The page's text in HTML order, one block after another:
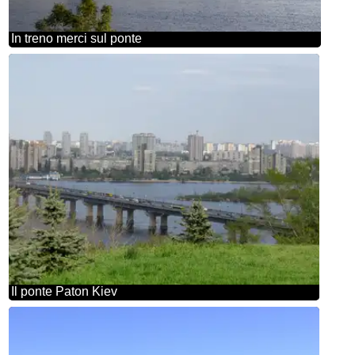
In treno merci sul ponte
Il ponte Paton Kiev